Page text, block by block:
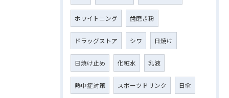
ホワイトニング 歯磨き粉
ドラッグストア シワ 日焼け
日焼け止め 化粧水 乳液
熱中症対策 スポーツドリンク 日傘